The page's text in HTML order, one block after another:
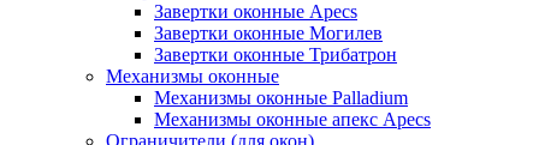
Завертки оконные Apecs
Завертки оконные Могилев
Завертки оконные Трибатрон
Механизмы оконные
Механизмы оконные Palladium
Механизмы оконные апекс Apecs
Ограничители (для окон)